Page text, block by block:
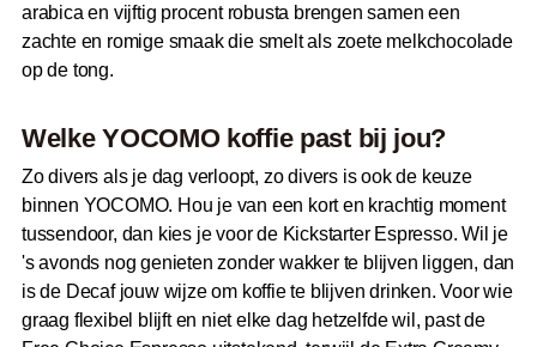
arabica en vijftig procent robusta brengen samen een
zachte en romige smaak die smelt als zoete melkchocolade
op de tong.
Welke YOCOMO koffie past bij jou?
Zo divers als je dag verloopt, zo divers is ook de keuze
binnen YOCOMO. Hou je van een kort en krachtig moment
tussendoor, dan kies je voor de Kickstarter Espresso. Wil je
's avonds nog genieten zonder wakker te blijven liggen, dan
is de Decaf jouw wijze om koffie te blijven drinken. Voor wie
graag flexibel blijft en niet elke dag hetzelfde wil, past de